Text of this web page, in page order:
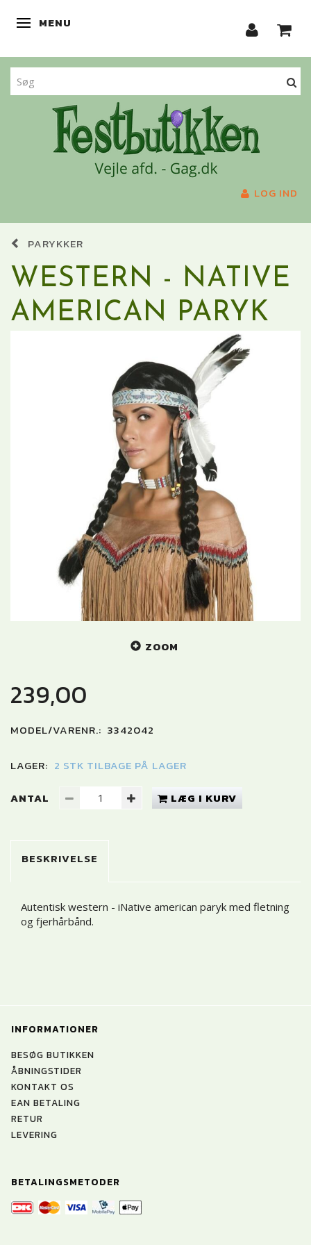
SKIFTE NAVIGATION
MENU
LOG IND
PARYKKER
WESTERN - NATIVE
AMERICAN PARYK
ZOOM
239,00
MODEL/VARENR.: 3342042
LAGER: 2 STK TILBAGE PÅ LAGER
ANTAL LÆG I KURV
BESKRIVELSE
Autentisk western - iNative american paryk med fletning
og fjerhårbånd.
INFORMATIONER
BESØG BUTIKKEN
ÅBNINGSTIDER
KONTAKT OS
EAN BETALING
RETUR
LEVERING
BETALINGSMETODER